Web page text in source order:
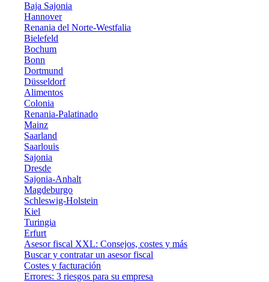
Baja Sajonia
Hannover
Renania del Norte-Westfalia
Bielefeld
Bochum
Bonn
Dortmund
Düsseldorf
Alimentos
Colonia
Renania-Palatinado
Mainz
Saarland
Saarlouis
Sajonia
Dresde
Sajonia-Anhalt
Magdeburgo
Schleswig-Holstein
Kiel
Turingia
Erfurt
Asesor fiscal XXL: Consejos, costes y más
Buscar y contratar un asesor fiscal
Costes y facturación
Errores: 3 riesgos para su empresa